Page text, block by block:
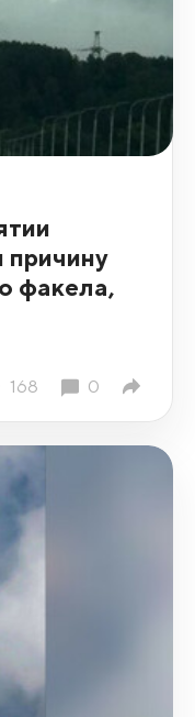
причину
факела,
168 0